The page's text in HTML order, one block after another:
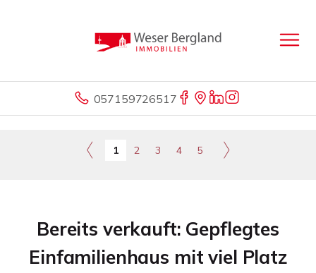
057159726517
1 2 3 4 5
Bereits verkauft: Gepflegtes
Einfamilienhaus mit viel Platz